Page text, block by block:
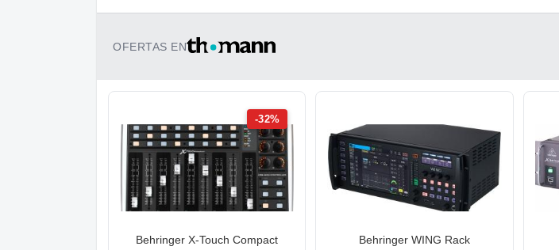
OFERTAS EN
-32%
Behringer X-Touch Compact Behringer WING Rack